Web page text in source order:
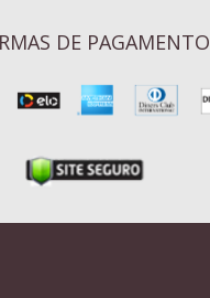
DE PAGAMENTO